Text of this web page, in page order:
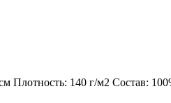
Плотность: 140 г/м2 Состав: